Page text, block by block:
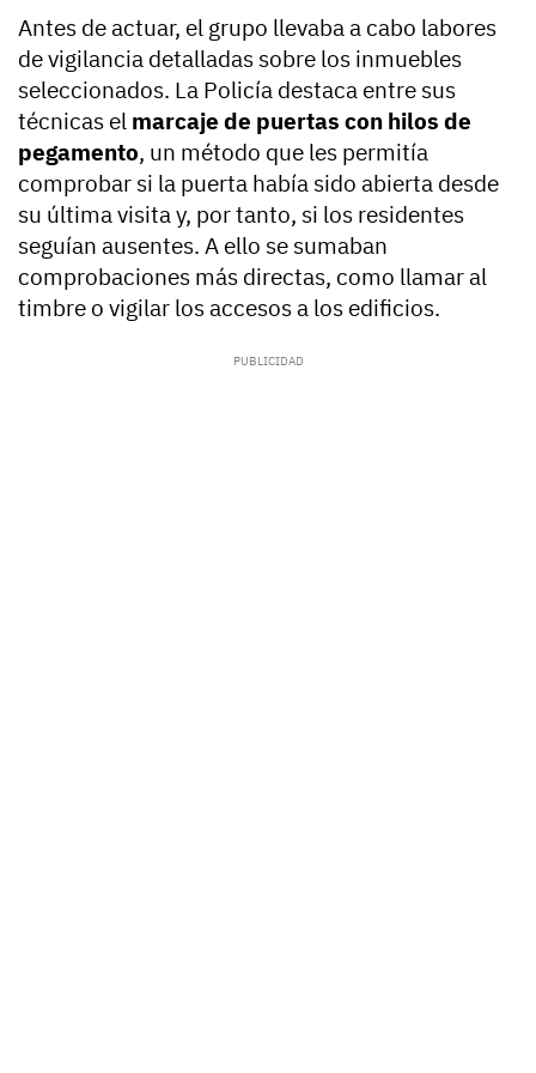
Antes de actuar, el grupo llevaba a cabo labores
de vigilancia detalladas sobre los inmuebles
seleccionados. La Policía destaca entre sus
técnicas el marcaje de puertas con hilos de
pegamento, un método que les permitía
comprobar si la puerta había sido abierta desde
su última visita y, por tanto, si los residentes
seguían ausentes. A ello se sumaban
comprobaciones más directas, como llamar al
timbre o vigilar los accesos a los edificios.